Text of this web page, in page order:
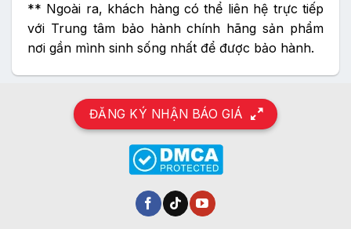
** Ngoài ra, khách hàng có thể liên hệ trực tiếp
với Trung tâm bảo hành chính hãng sản phẩm
nơi gần mình sinh sống nhất để được bảo hành.
ĐĂNG KÝ NHẬN BÁO GIÁ